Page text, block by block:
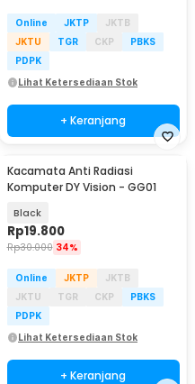
Online JKTP
JKTB
JKTU
TGR CKP
PBKS
PDPK
Lihat Ketersediaan Stok
+ Keranjang
Kacamata Anti Radiasi
Komputer DY Vision - GG01
Black
Rp19.800
Rp30.000 34%
Online JKTP
JKTB
JKTU
TGR CKP
PBKS
PDPK
Lihat Ketersediaan Stok
+ Keranjang